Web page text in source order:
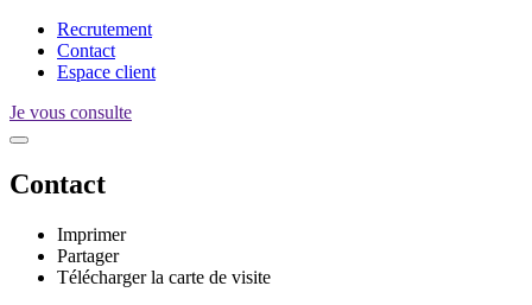
Recrutement
Contact
Espace client
Je vous consulte
Contact
Imprimer
Partager
Télécharger la carte de visite